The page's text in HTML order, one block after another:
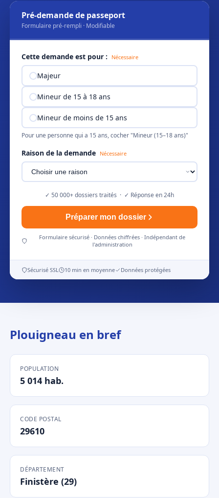
Pré-demande de passeport
Formulaire pré-rempli · Modifiable
Cette demande est pour : Nécessaire
Majeur
Mineur de 15 à 18 ans
Mineur de moins de 15 ans
Pour une personne qui a 15 ans, cocher "Mineur (15–18 ans)"
Raison de la demande Nécessaire
✓ 50 000+ dossiers traités · ✓ Réponse en 24h
Préparer mon dossier
Formulaire sécurisé · Données chiffrées · Indépendant de
l'administration
Sécurisé SSL 10 min en moyenne Données protégées
Plouigneau en bref
POPULATION
5 014 hab.
CODE POSTAL
29610
DÉPARTEMENT
Finistère (29)